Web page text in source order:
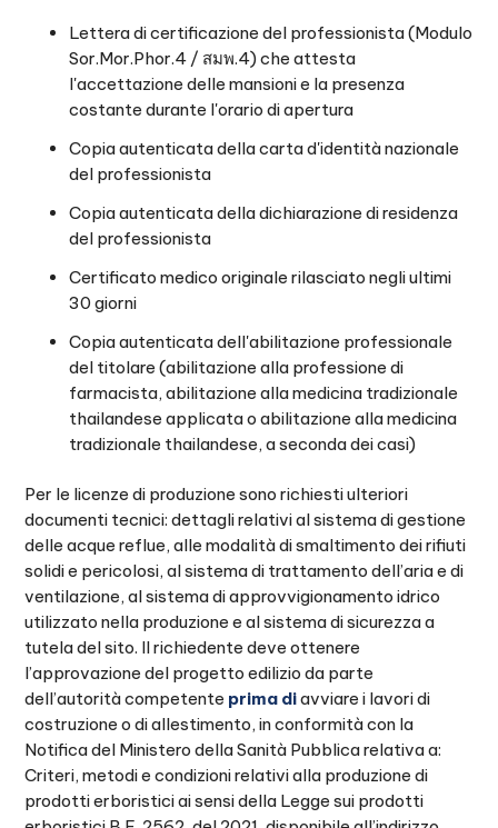
Lettera di certificazione del professionista (Modulo
Sor.Mor.Phor.4 / สมพ.4) che attesta
l'accettazione delle mansioni e la presenza
costante durante l'orario di apertura
Copia autenticata della carta d'identità nazionale
del professionista
Copia autenticata della dichiarazione di residenza
del professionista
Certificato medico originale rilasciato negli ultimi
30 giorni
Copia autenticata dell'abilitazione professionale
del titolare (abilitazione alla professione di
farmacista, abilitazione alla medicina tradizionale
thailandese applicata o abilitazione alla medicina
tradizionale thailandese, a seconda dei casi)
Per le licenze di produzione sono richiesti ulteriori
documenti tecnici: dettagli relativi al sistema di gestione
delle acque reflue, alle modalità di smaltimento dei rifiuti
solidi e pericolosi, al sistema di trattamento dell’aria e di
ventilazione, al sistema di approvvigionamento idrico
utilizzato nella produzione e al sistema di sicurezza a
tutela del sito. Il richiedente deve ottenere
l’approvazione del progetto edilizio da parte
dell’autorità competente prima diavviare i lavori di
costruzione o di allestimento, in conformità con la
Notifica del Ministero della Sanità Pubblica relativa a:
Criteri, metodi e condizioni relativi alla produzione di
prodotti erboristici ai sensi della Legge sui prodotti